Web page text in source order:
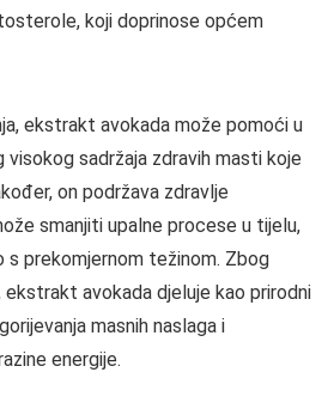
koji doprinose općem
ekstrakt avokada može pomoći u
sadržaja zdravih masti koje
on podržava zdravlje
smanjiti upalne procese u tijelu,
prekomjernom težinom. Zbog
avokada djeluje kao prirodni
masnih naslaga i
energije.